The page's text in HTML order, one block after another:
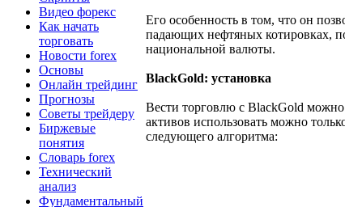
Видео форекс
Как начать
торговать
Новости forex
Основы
Онлайн трейдинг
Прогнозы
Советы трейдеру
Биржевые
понятия
Словарь forex
Технический
анализ
Фундаментальный
Его особенность в том, что он
падающих нефтяных котировках,
национальной валюты.
BlackGold: установка
Вести торговлю с BlackGold
активов использовать можно
следующего алгоритма: